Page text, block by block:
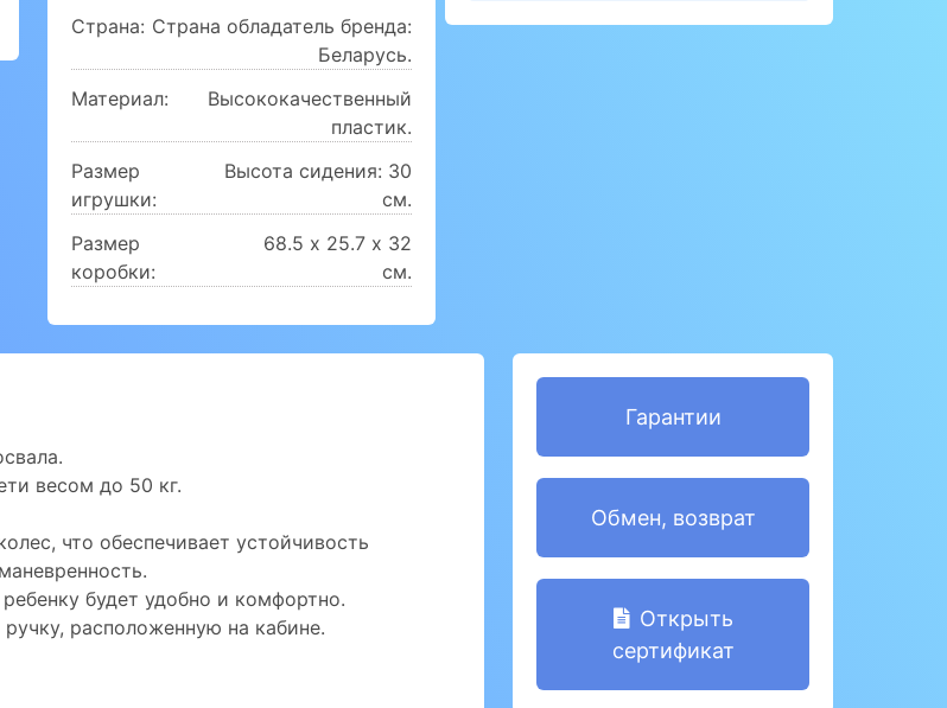
Страна: Страна обладатель бренда:
Беларусь.
Материал:
Высококачественный
пластик.
Размер
игрушки:
Высота сидения: 30
см.
Размер
коробки:
68.5 х 25.7 х 32
см.
весом до 50 кг.
что обеспечивает устойчивость
будет удобно и комфортно.
расположенную на кабине.
Гарантии
Обмен, возврат
Открыть
сертификат